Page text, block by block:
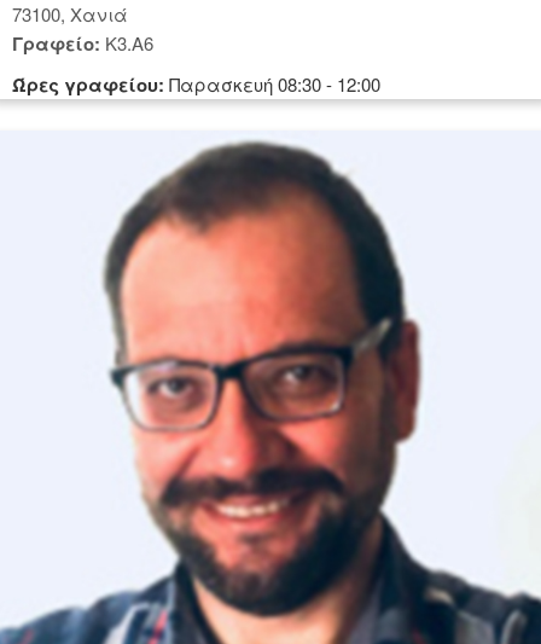
73100, Χανιά
Γραφείο: K3.A6
Ώρες γραφείου: Παρασκευή 08:30 - 12:00